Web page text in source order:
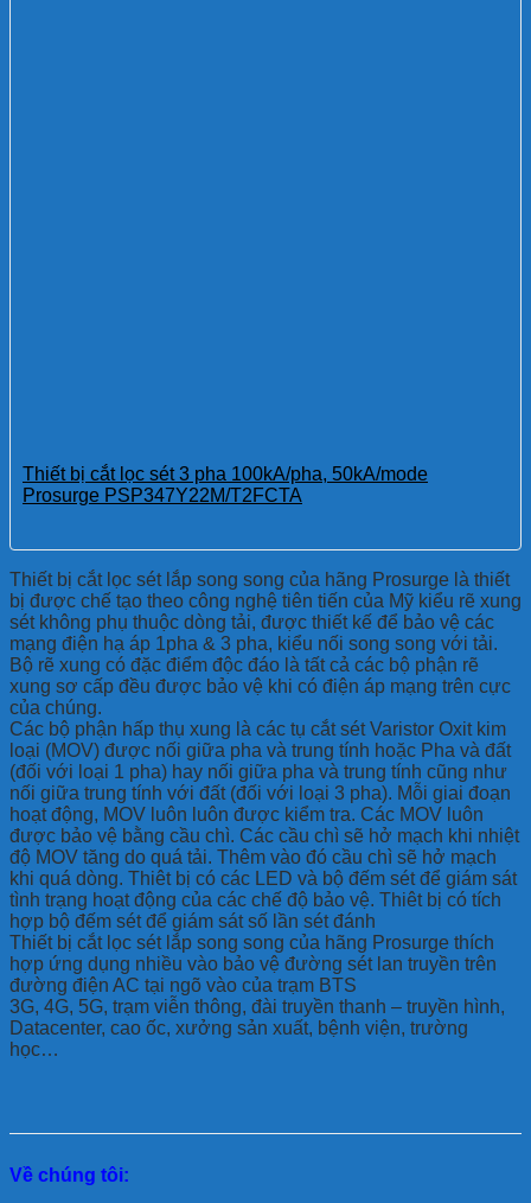
Thiết bị cắt lọc sét 3 pha 100kA/pha, 50kA/mode
Prosurge PSP347Y22M/T2FCTA
Thiết bị cắt lọc sét lắp song song của hãng Prosurge là thiết
bị được chế tạo theo công nghệ tiên tiến của Mỹ kiểu rẽ xung
sét không phụ thuộc dòng tải, được thiết kế để bảo vệ các
mạng điện hạ áp 1pha & 3 pha, kiểu nối song song với tải.
Bộ rẽ xung có đặc điểm độc đáo là tất cả các bộ phận rẽ
xung sơ cấp đều được bảo vệ khi có điện áp mạng trên cực
của chúng.
Các bộ phận hấp thụ xung là các tụ cắt sét Varistor Oxit kim
loại (MOV) được nối giữa pha và trung tính hoặc Pha và đất
(đối với loại 1 pha) hay nối giữa pha và trung tính cũng như
nối giữa trung tính với đất (đối với loại 3 pha). Mỗi giai đoạn
hoạt động, MOV luôn luôn được kiểm tra. Các MOV luôn
được bảo vệ bằng cầu chì. Các cầu chì sẽ hở mạch khi nhiệt
độ MOV tăng do quá tải. Thêm vào đó cầu chì sẽ hở mạch
khi quá dòng. Thiêt bị có các LED và bộ đếm sét để giám sát
tình trạng hoạt động của các chế độ bảo vệ. Thiêt bị có tích
hợp bộ đếm sét để giám sát số lần sét đánh
Thiết bị cắt lọc sét lắp song song của hãng Prosurge thích
hợp ứng dụng nhiều vào bảo vệ đường sét lan truyền trên
đường điện AC tại ngõ vào của trạm BTS
3G, 4G, 5G, trạm viễn thông, đài truyền thanh – truyền hình,
Datacenter, cao ốc, xưởng sản xuất, bệnh viện, trường
học…
Về chúng tôi: